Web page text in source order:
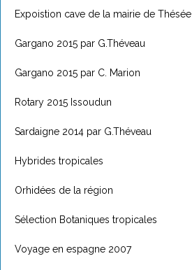
Expoistion cave de la mairie de Thésée
Gargano 2015 par G.Théveau
Gargano 2015 par C. Marion
Rotary 2015 Issoudun
Sardaigne 2014 par G.Théveau
Hybrides tropicales
Orhidées de la région
Sélection Botaniques tropicales
Voyage en espagne 2007